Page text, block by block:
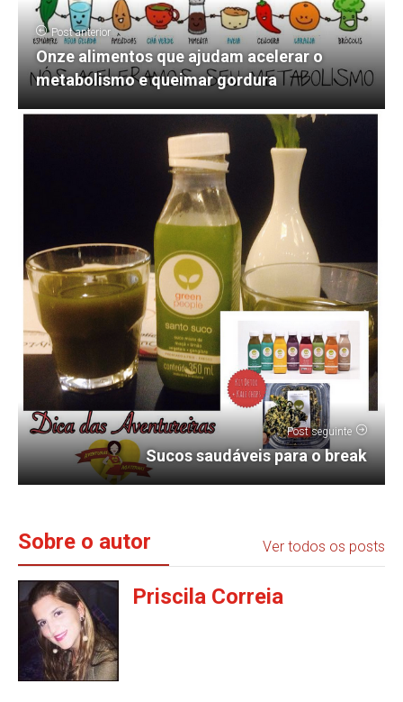
Post anterior
Onze alimentos que ajudam acelerar o
metabolismo e queimar gordura
Post seguinte
Sucos saudáveis para o break
Sobre o autor Ver todos os posts
Priscila Correia